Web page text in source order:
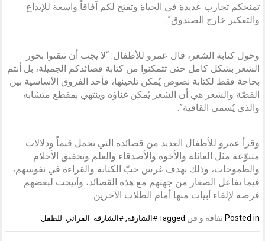
تمنحكم تجارب عديدة في الحياة وتفتح لكم آفاقاً واسعة للإبداع
والتفكير خارج الصندوق”.
وحول كتابة الشعر، قال عمرو للأطفال: “لا يجب أن تتقنوا بحور
الشعر بشكل كامل حتى تتمكنوا من كتابة قصائدكم الجميلة، بل أنتم
بحاجة فقط لكتابة نصوص يُمكن تلحينها، فأحد الفروق الأساسية بين
القصّة والشعر هي أن الشعر يُمكن غناؤه وينتهي بمقطع متشابه
والذي يُسمى القافية”.
وقرأ عمرو للأطفال العديد من قصائده التي تحمل قيماً ودلالات
متنوّعة مثل العائلة والأخوة والأصدقاء والعلم وتحقيق الأحلام
والطموحات، وذلك بهدف غرس حبّ الكتابة والقراءة في نفوسهم،
فيما تفاعل الصغار من جهتهم مع هذه القصائد، وأتيحت لبعضهم
فرصة لإلقاء أبيات منها أمام الطلاب الآخرين.
Posted in ثقافة و فن Tagged #الشارقة ,#الشارقة_القرائي_للطفل